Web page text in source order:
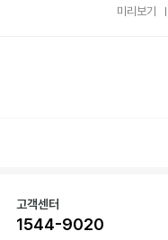
미리보기
고객센터
1544-9020